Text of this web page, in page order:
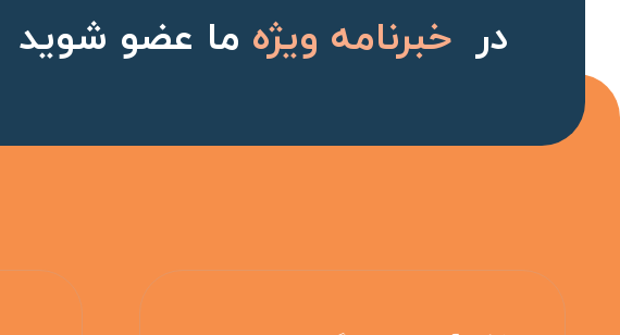
در خبرنامه ویژه ما عضو شوید